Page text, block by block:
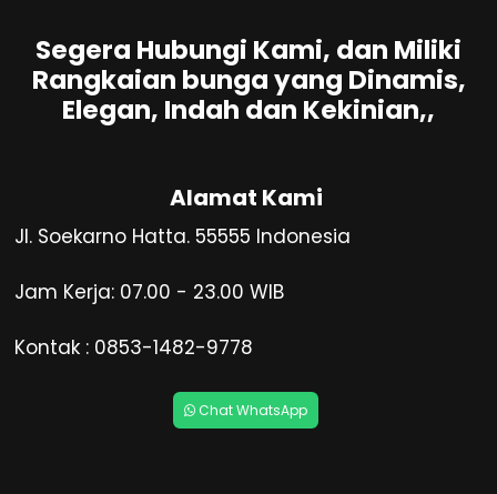
Segera Hubungi Kami, dan Miliki
Rangkaian bunga yang Dinamis,
Elegan, Indah dan Kekinian,,
Alamat Kami
Jl. Soekarno Hatta. 55555 Indonesia
Jam Kerja: 07.00 - 23.00 WIB
Kontak : 0853-1482-9778
Chat WhatsApp